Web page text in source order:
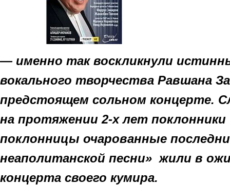
— именно так воскликнули
вокального творчества Равшана
предстоящем сольном концерте.
на протяжении 2-х лет поклонники
поклонницы очарованные
неаполитанской песни» жили в
концерта своего кумира.